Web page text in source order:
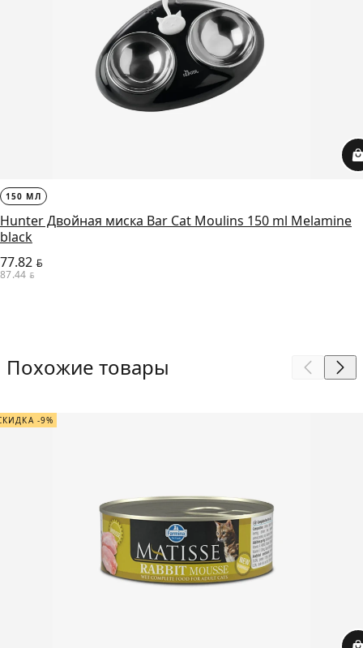
150 МЛ
Hunter Двойная миска Bar Cat Moulins 150 ml Melamine
black
77.82 BYN
87.44 BYN
Похожие товары
-9%